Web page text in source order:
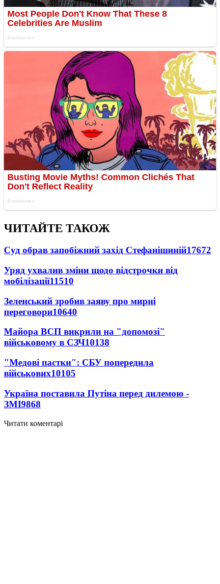
ЧИТАЙТЕ ТАКОЖ
Суд обрав запобіжний захід Стефанішиній17672
Уряд ухвалив зміни щодо відстрочки від
мобілізації11510
Зеленський зробив заяву про мирні
переговори10640
Майора ВСП викрили на "допомозі"
військовому в СЗЧ10138
"Медові пастки": СБУ попередила
військових10105
Україна поставила Путіна перед дилемою -
ЗМІ9868
Читати коментарі